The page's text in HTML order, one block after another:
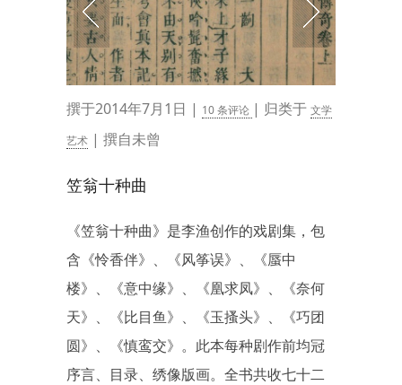
撰于2014年7月1日 | 10 条评论 | 归类于 文学
艺术 | 撰自未曾
笠翁十种曲
《笠翁十种曲》是李渔创作的戏剧集，包
含《怜香伴》、《风筝误》、《蜃中
楼》、《意中缘》、《凰求凤》、《奈何
天》、《比目鱼》、《玉搔头》、《巧团
圆》、《慎鸾交》。此本每种剧作前均冠
序言、目录、绣像版画。全书共收七十二